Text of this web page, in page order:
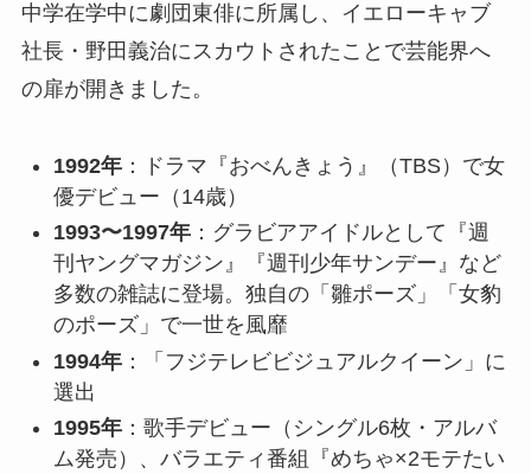
中学在学中に劇団東俳に所属し、イエローキャブ
社長・野田義治にスカウトされたことで芸能界へ
の扉が開きました。
1992年：ドラマ『おべんきょう』（TBS）で女
優デビュー（14歳）
1993〜1997年：グラビアアイドルとして『週
刊ヤングマガジン』『週刊少年サンデー』など
多数の雑誌に登場。独自の「雛ポーズ」「女豹
のポーズ」で一世を風靡
1994年：「フジテレビビジュアルクイーン」に
選出
1995年：歌手デビュー（シングル6枚・アルバ
ム発売）、バラエティ番組『めちゃ×2モテたい